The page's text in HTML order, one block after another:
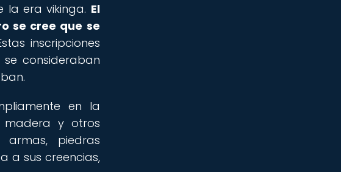
la era vikinga. El
se cree que se
inscripciones
consideraban
en la
madera y otros
armas, piedras
a sus creencias,